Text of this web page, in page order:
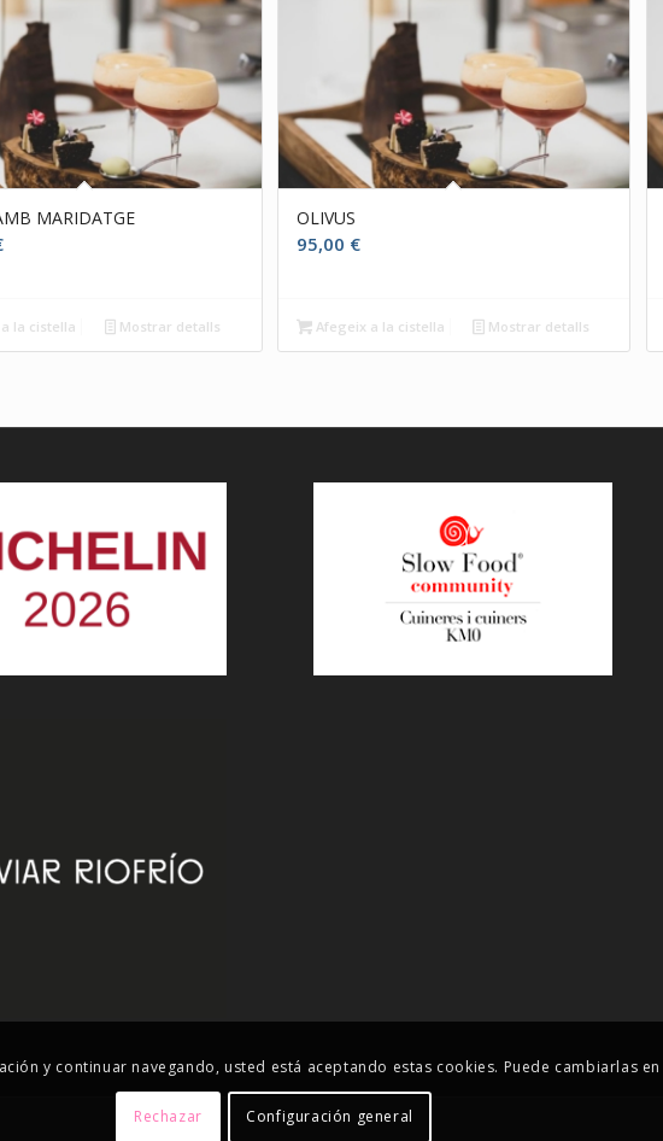
MARIDATGE
la cistella Mostrar detalls
OLIVUS
95,00 €
Afegeix a la cistella Mostrar detalls
y continuar navegando, usted está aceptando estas cookies. Puede cambiarlas
Rechazar Configuración general